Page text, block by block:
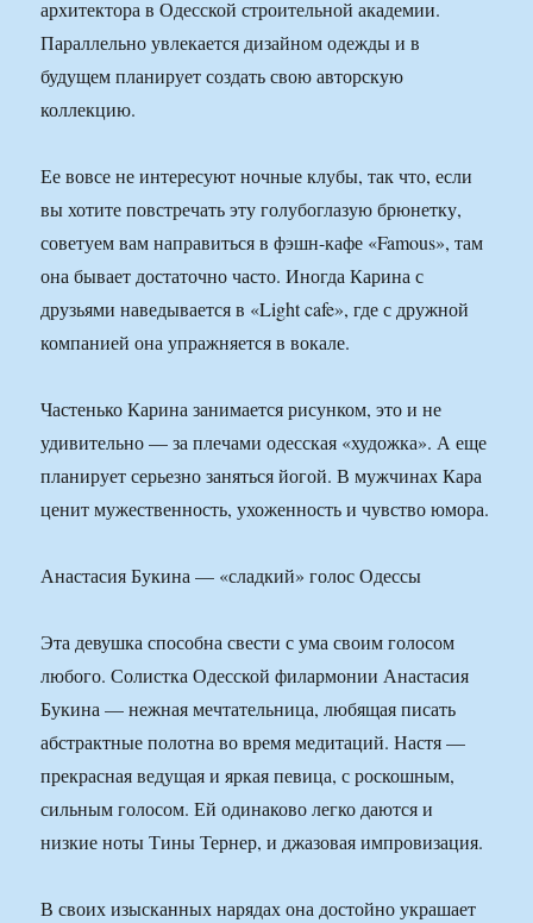
архитектора в Одесской строительной академии.
Параллельно увлекается дизайном одежды и в
будущем планирует создать свою авторскую
коллекцию.
Ее вовсе не интересуют ночные клубы, так что, если
вы хотите повстречать эту голубоглазую брюнетку,
советуем вам направиться в фэшн-кафе «Famous», там
она бывает достаточно часто. Иногда Карина с
друзьями наведывается в «Light cafe», где с дружной
компанией она упражняется в вокале.
Частенько Карина занимается рисунком, это и не
удивительно — за плечами одесская «художка». А еще
планирует серьезно заняться йогой. В мужчинах Кара
ценит мужественность, ухоженность и чувство юмора.
Анастасия Букина — «сладкий» голос Одессы
Эта девушка способна свести с ума своим голосом
любого. Солистка Одесской филармонии Анастасия
Букина — нежная мечтательница, любящая писать
абстрактные полотна во время медитаций. Настя —
прекрасная ведущая и яркая певица, с роскошным,
сильным голосом. Ей одинаково легко даются и
низкие ноты Тины Тернер, и джазовая импровизация.
В своих изысканных нарядах она достойно украшает